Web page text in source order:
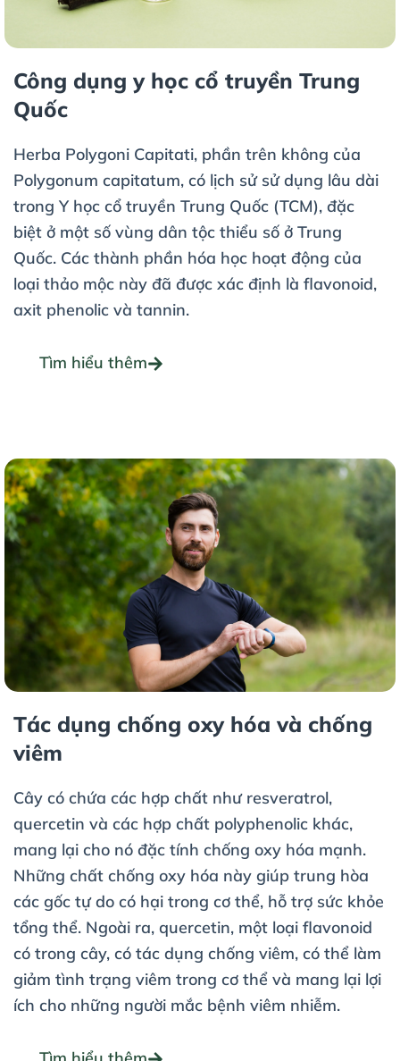
Công dụng y học cổ truyền Trung
Quốc
Herba Polygoni Capitati, phần trên không của
Polygonum capitatum, có lịch sử sử dụng lâu dài
trong Y học cổ truyền Trung Quốc (TCM), đặc
biệt ở một số vùng dân tộc thiểu số ở Trung
Quốc. Các thành phần hóa học hoạt động của
loại thảo mộc này đã được xác định là flavonoid,
axit phenolic và tannin.
Tìm hiểu thêm
Tác dụng chống oxy hóa và chống
viêm
Cây có chứa các hợp chất như resveratrol,
quercetin và các hợp chất polyphenolic khác,
mang lại cho nó đặc tính chống oxy hóa mạnh.
Những chất chống oxy hóa này giúp trung hòa
các gốc tự do có hại trong cơ thể, hỗ trợ sức khỏe
tổng thể. Ngoài ra, quercetin, một loại flavonoid
có trong cây, có tác dụng chống viêm, có thể làm
giảm tình trạng viêm trong cơ thể và mang lại lợi
ích cho những người mắc bệnh viêm nhiễm.